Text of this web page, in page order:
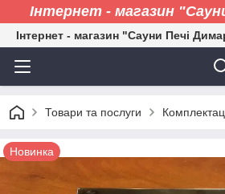
Інтернет - магазин
Інтернет - магазин "Сауни Печі
Товари та послуги
Новинка